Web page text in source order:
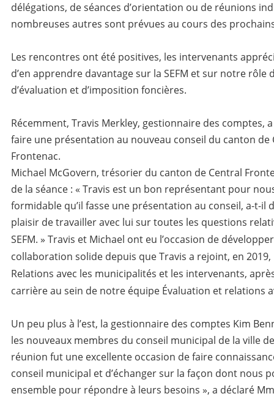
délégations, de séances d’orientation ou de réunions
nombreuses autres sont prévues au cours des
Les rencontres ont été positives, les intervenants
d’en apprendre davantage sur la SEFM et sur notre rôle
d’évaluation et d’imposition foncières.
Récemment, Travis Merkley, gestionnaire des comptes, a
faire une présentation au nouveau conseil du canton de
Frontenac.
Michael McGovern, trésorier du canton de Central
de la séance : « Travis est un bon représentant pour
formidable qu’il fasse une présentation au conseil, a-t-il
plaisir de travailler avec lui sur toutes les questions
SEFM. » Travis et Michael ont eu l’occasion de
collaboration solide depuis que Travis a rejoint, en
Relations avec les municipalités et les intervenants,
carrière au sein de notre équipe Évaluation et relations
Un peu plus à l’est, la gestionnaire des comptes Kim
les nouveaux membres du conseil municipal de la ville
réunion fut une excellente occasion de faire
conseil municipal et d’échanger sur la façon dont nous
ensemble pour répondre à leurs besoins », a déclaré